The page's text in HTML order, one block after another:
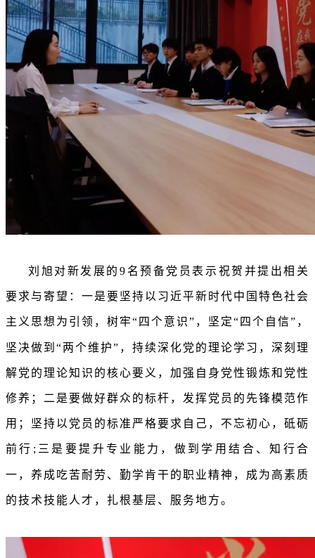
刘旭对新发展的9名预备党员表示祝贺并提出相关
要求与寄望：一是要坚持以习近平新时代中国特色社会
主义思想为引领，树牢“四个意识”，坚定“四个自信”，
坚决做到“两个维护”，持续深化党的理论学习，深刻理
解党的理论知识的核心要义，加强自身党性锻炼和党性
修养；二是要做好群众的标杆，发挥党员的先锋模范作
用；坚持以党员的标准严格要求自己，不忘初心，砥砺
前行;三是要提升专业能力，做到学用结合、知行合
一，养成吃苦耐劳、勤学肯干的职业精神，成为高素质
的技术技能人才，扎根基层、服务地方。